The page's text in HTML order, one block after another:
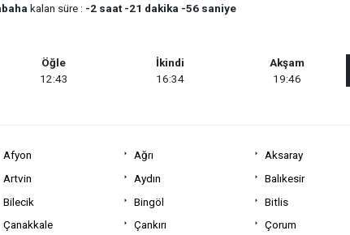
kalan süre : -2 saat -21 dakika -56 saniye
Öğle
12:43
İkindi
16:34
Akşam
19:46
Afyon Ağrı Aksaray
Artvin Aydın Balıkesir
Bilecik Bingöl Bitlis
Çanakkale Çankırı Çorum